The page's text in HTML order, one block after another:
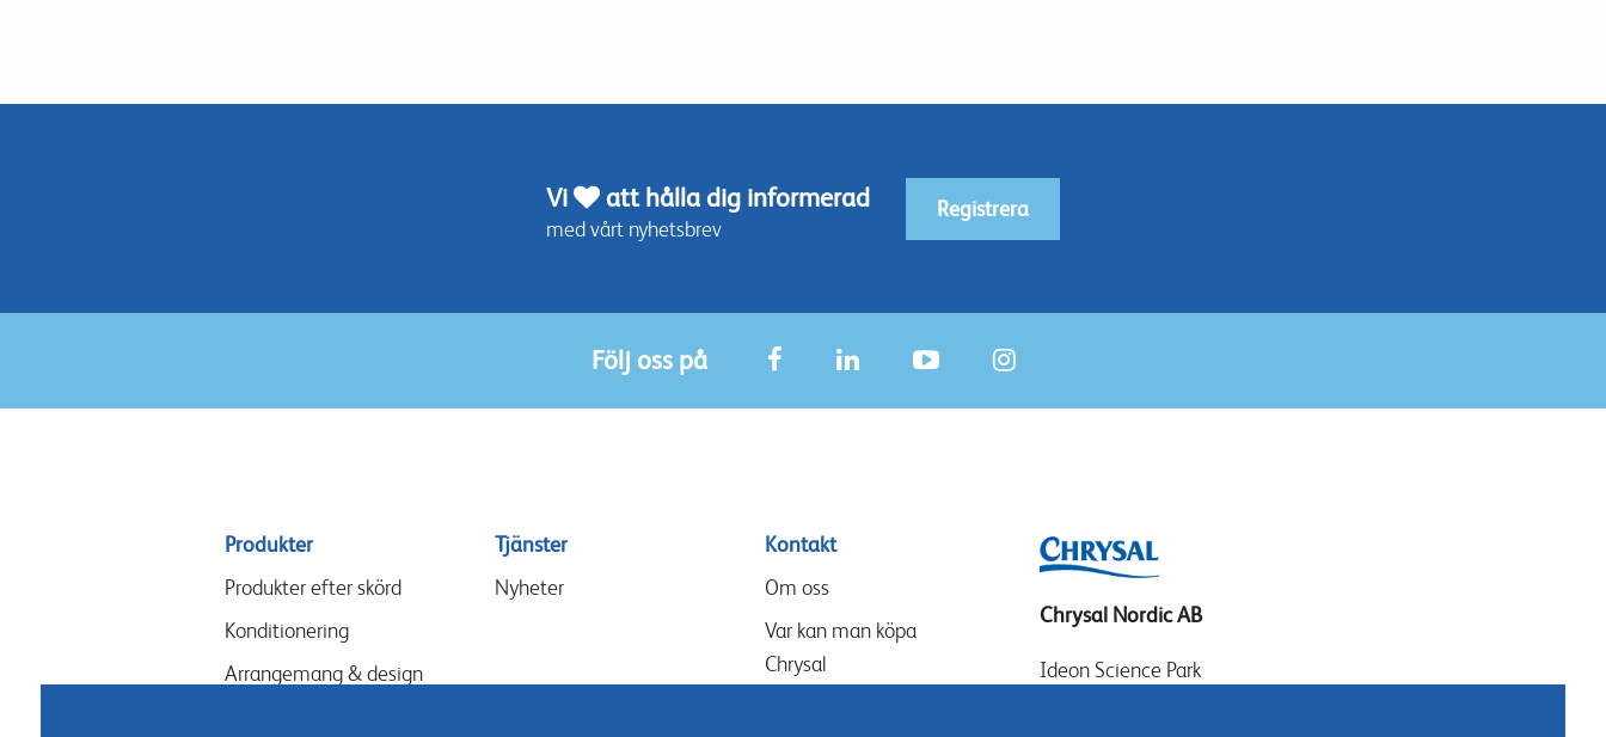
Vi att hålla dig informerad
med vårt nyhetsbrev
Registrera
Följ oss på
Sitemap
menu
Produkter
Produkter efter skörd
Konditionering
Arrangemang & design
Tjänster
Nyheter
Kontakt
Om oss
Var kan man köpa
Chrysal
Chrysal Nordic AB
Ideon Science Park